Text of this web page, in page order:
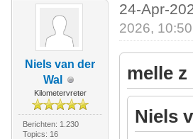
Niels van der
Wal
Kilometervreter
Berichten: 1.230
Topics: 16
24-Apr-
2026,
melle
Niels